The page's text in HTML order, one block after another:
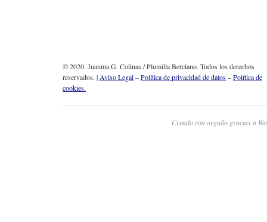
© 2020. Juanma G. Colinas / Plumilla Berciano. Todos los derechos
reservados. |Aviso Legal–Política de privacidad de datos–Política de
cookies.
Creado con orgullo gracias a